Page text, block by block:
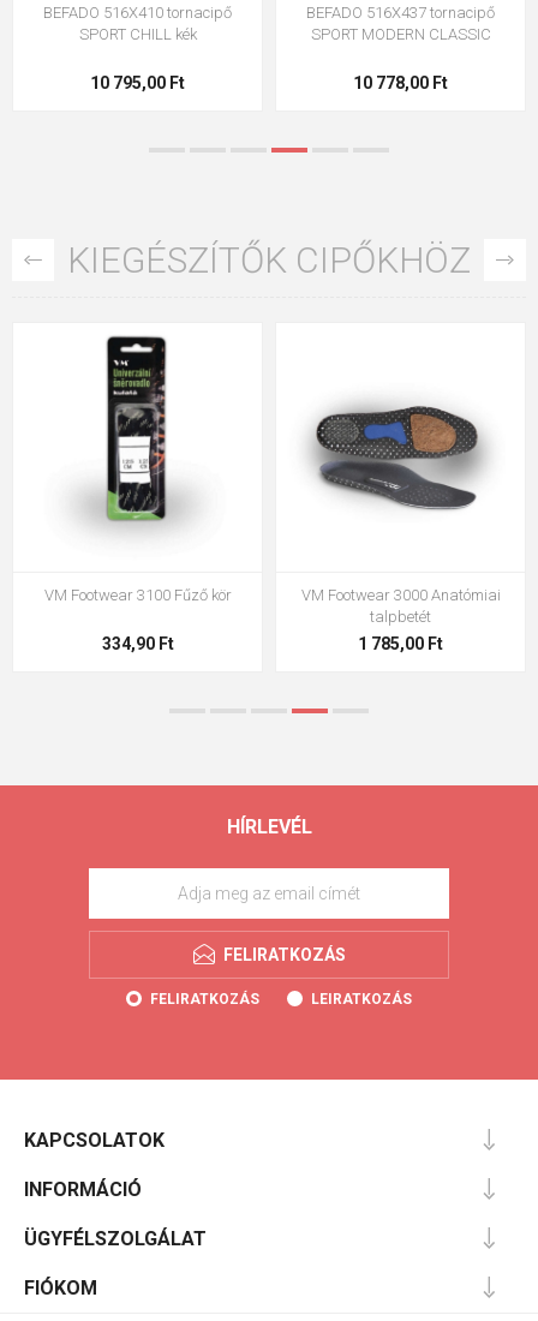
BEFADO 516X410 tornacipő
SPORT CHILL kék
10 795,00 Ft
BEFADO 516X437 tornacipő
SPORT MODERN CLASSIC
10 778,00 Ft
KIEGÉSZÍTŐK CIPŐKHÖZ
VM Footwear 3100 Fűző kör
334,90 Ft
VM Footwear 3000 Anatómiai
talpbetét
1 785,00 Ft
HÍRLEVÉL
FELIRATKOZÁS
FELIRATKOZÁS LEIRATKOZÁS
KAPCSOLATOK
INFORMÁCIÓ
ÜGYFÉLSZOLGÁLAT
FIÓKOM